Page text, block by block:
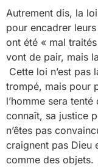
Autrement dis, la
pour encadrer
ont été « mal
vont de pair, mais
Cette loi n’est pas
trompé, mais pour
l’homme sera
connaît, sa justice
n’êtes pas
craignent pas Dieu
comme des